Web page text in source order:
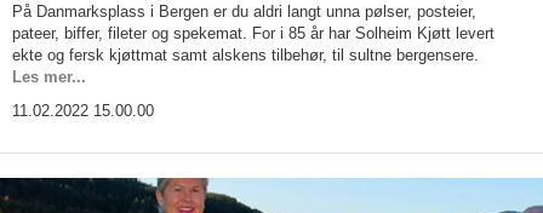
På Danmarksplass i Bergen er du aldri langt unna pølser, posteier,
pateer, biffer, fileter og spekemat. For i 85 år har Solheim Kjøtt levert
ekte og fersk kjøttmat samt alskens tilbehør, til sultne bergensere.
Les mer...
11.02.2022 15.00.00